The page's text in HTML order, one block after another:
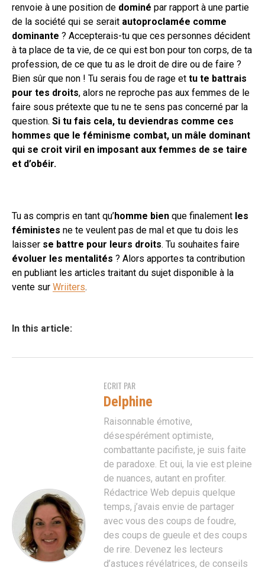
renvoie à une position de dominé par rapport à une partie
de la société qui se serait autoproclamée comme
dominante ? Accepterais-tu que ces personnes décident
à ta place de ta vie, de ce qui est bon pour ton corps, de ta
profession, de ce que tu as le droit de dire ou de faire ?
Bien sûr que non ! Tu serais fou de rage et tu te battrais
pour tes droits, alors ne reproche pas aux femmes de le
faire sous prétexte que tu ne te sens pas concerné par la
question. Si tu fais cela, tu deviendras comme ces
hommes que le féminisme combat, un mâle dominant
qui se croit viril en imposant aux femmes de se taire
et d’obéir.
Tu as compris en tant qu’homme bien que finalement les
féministes ne te veulent pas de mal et que tu dois les
laisser se battre pour leurs droits. Tu souhaites faire
évoluer les mentalités ? Alors apportes ta contribution
en publiant les articles traitant du sujet disponible à la
vente sur Wriiters.
In this article:
ECRIT PAR
Delphine
Raisonnable émotive,
désespérément optimiste,
combattante pacifiste, je suis faite
de paradoxe. Et oui, la vie est pleine
de nuances, autant en profiter.
Rédactrice Web depuis quelque
temps, j’avais envie de partager
avec vous des coups de foudre,
des coups de gueule et des coups
de rire. Devenez les lecteurs
d’astuces révélatrices, de conseils